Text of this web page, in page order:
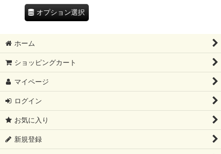
オプション選択
ホーム
ショッピングカート
マイページ
ログイン
お気に入り
新規登録